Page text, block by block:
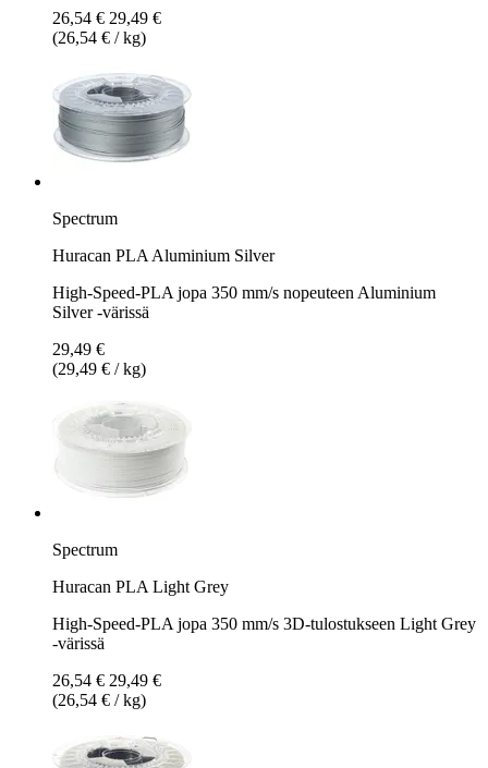
26,54 € 29,49 €
(26,54 € / kg)
Spectrum
Huracan PLA Aluminium Silver
High-Speed-PLA jopa 350 mm/s nopeuteen Aluminium
Silver -värissä
29,49 €
(29,49 € / kg)
Spectrum
Huracan PLA Light Grey
High-Speed-PLA jopa 350 mm/s 3D-tulostukseen Light Grey
-värissä
26,54 € 29,49 €
(26,54 € / kg)